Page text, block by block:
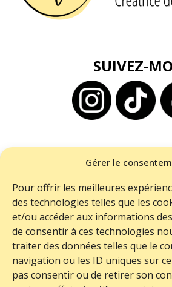
Gérer le
Pour offrir les meilleures
des technologies telles que les
et/ou accéder aux informations
de consentir à ces technologies
traiter des données telles que le
navigation ou les ID uniques sur
pas consentir ou de retirer son
SUIVEZ-
BESOIN
LIVRAISON
RETOURS
FAQ